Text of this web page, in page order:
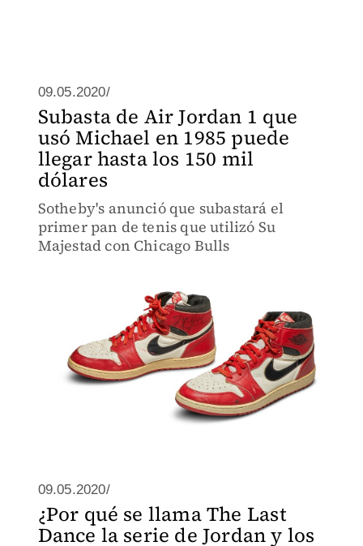
09.05.2020/
Subasta de Air Jordan 1 que
usó Michael en 1985 puede
llegar hasta los 150 mil
dólares
Sotheby's anunció que subastará el
primer pan de tenis que utilizó Su
Majestad con Chicago Bulls
09.05.2020/
¿Por qué se llama The Last
Dance la serie de Jordan y los